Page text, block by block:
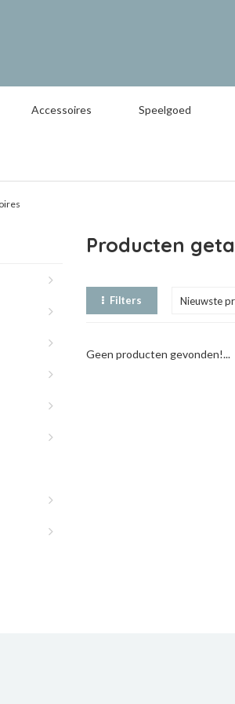
Accessoires Speelgoed
Producten
Filters Nieuwste
Geen producten gevonden!...